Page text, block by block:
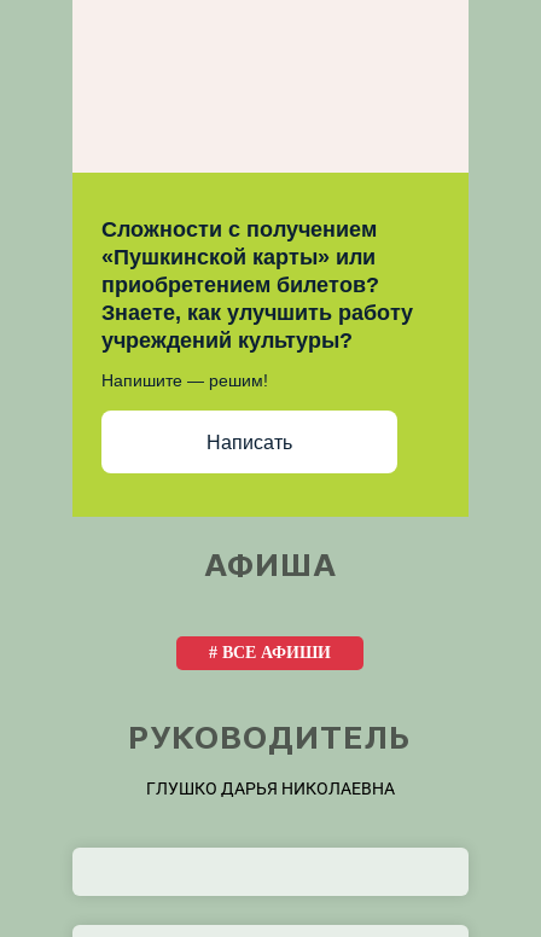
Сложности с получением
«Пушкинской карты» или
приобретением билетов?
Знаете, как улучшить работу
учреждений культуры?
Напишите — решим!
Написать
АФИША
# ВСЕ АФИШИ
РУКОВОДИТЕЛЬ
ГЛУШКО ДАРЬЯ НИКОЛАЕВНА